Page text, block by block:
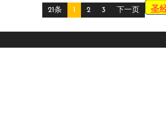
21条 1 2 3 下一页 圣